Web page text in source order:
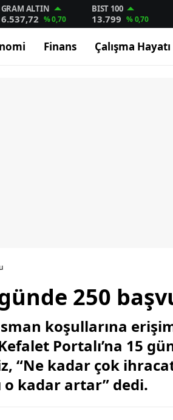
GRAM ALTIN
6.537,72 % 0,70
BIST 100
13.799 % 0,70
Finans Çalışma Hayatı
250
koşullarına
Portalı’na 15
“Ne kadar çok
o kadar artar” dedi.